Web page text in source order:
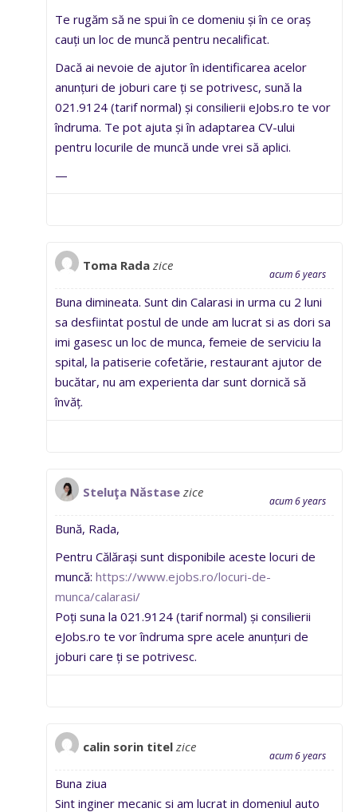
Te rugăm să ne spui în ce domeniu și în ce oraș
cauți un loc de muncă pentru necalificat.
Dacă ai nevoie de ajutor în identificarea acelor
anunțuri de joburi care ți se potrivesc, sună la
021.9124 (tarif normal) și consilierii eJobs.ro te vor
îndruma. Te pot ajuta și în adaptarea CV-ului
pentru locurile de muncă unde vrei să aplici.
—
Toma Rada zice
acum 6 years
Buna dimineata. Sunt din Calarasi in urma cu 2 luni
sa desfiintat postul de unde am lucrat si as dori sa
imi gasesc un loc de munca, femeie de serviciu la
spital, la patiserie cofetărie, restaurant ajutor de
bucătar, nu am experienta dar sunt dornică să
învăț.
Steluţa Năstase zice
acum 6 years
Bună, Rada,
Pentru Călărași sunt disponibile aceste locuri de
muncă: https://www.ejobs.ro/locuri-de-
munca/calarasi/
Poți suna la 021.9124 (tarif normal) și consilierii
eJobs.ro te vor îndruma spre acele anunțuri de
joburi care ți se potrivesc.
calin sorin titel zice
acum 6 years
Buna ziua
Sint inginer mecanic si am lucrat in domeniul auto